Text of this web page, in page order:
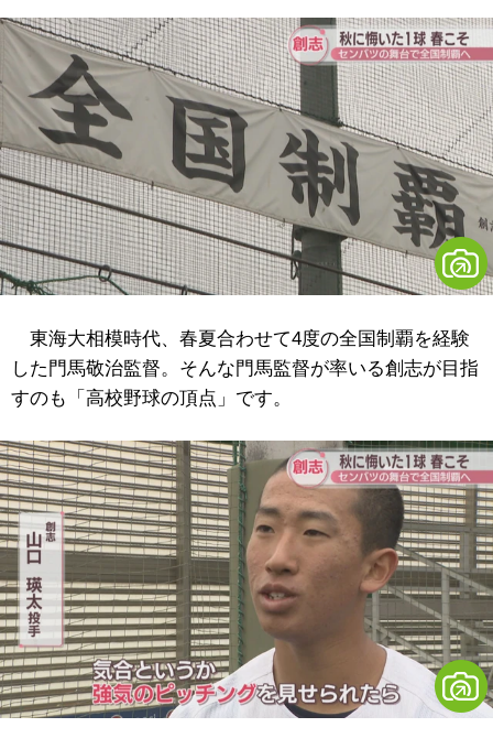
東海大相模時代、春夏合わせて4度の全国制覇を経験
した門馬敬治監督。そんな門馬監督が率いる創志が目指
すのも「高校野球の頂点」です。